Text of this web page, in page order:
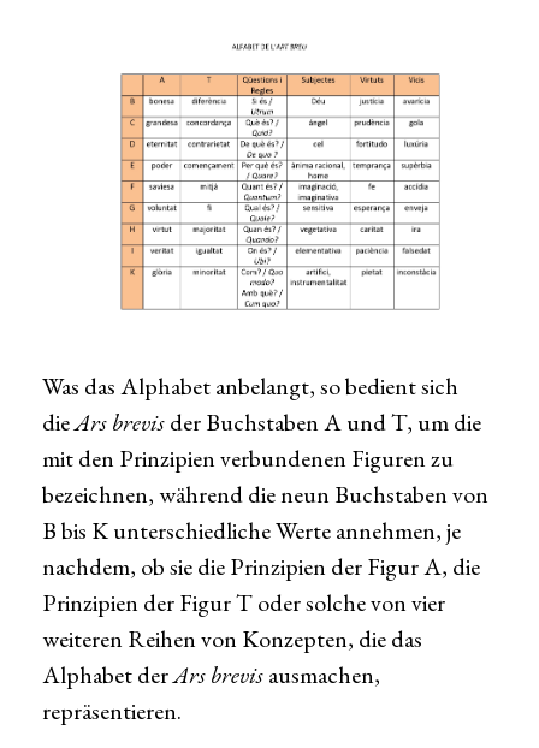
Was das Alphabet anbelangt, so bedient sich
dieArs brevisder Buchstaben A und T, um die
mit den Prinzipien verbundenen Figuren zu
bezeichnen, während die neun Buchstaben von
B bis K unterschiedliche Werte annehmen, je
nachdem, ob sie die Prinzipien der Figur A, die
Prinzipien der Figur T oder solche von vier
weiteren Reihen von Konzepten, die das
Alphabet derArs brevisausmachen,
repräsentieren.